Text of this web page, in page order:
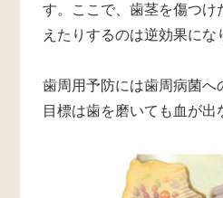
す。ここで、歯茎を傷つけ
えたりするのは逆効果にな
歯周用予防には歯周病菌へ
目標は歯を磨いても血が出